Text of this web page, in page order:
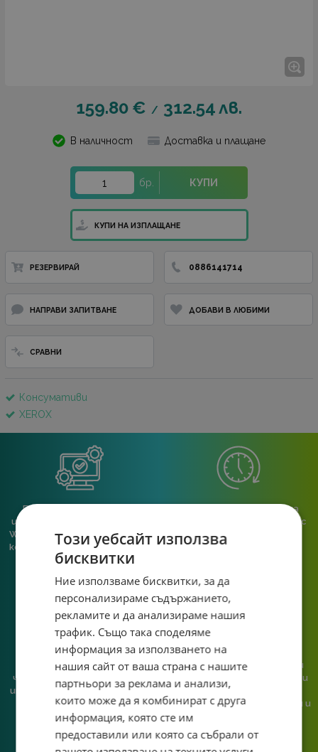
159.80 € / 312.54лв.
В наличност Доставка и плащане
бр. КУПИ
КУПИ НА ИЗПЛАЩАНЕ
РЕЗЕРВИРАЙ 0886141714
НАПРАВИ ЗАПИТВАНЕ ДОБАВИ В ЛЮБИМИ
СРАВНИ
Консумативи
XEROX
Безплатно сглобяване,
инсталиран и конфигуриран
Windows 11 Pro, ъпдейтнат и
конфигуриран BIOS към всяка
пълна компютърна
Работим до 20:00 ч, за да
можеш да се свържеш с нас
след работа или училище.
При нас говориш с реален
човек, не с чатбот, когато
имаш нужда от консултация
или справяне с проблем.
Сглобяваме, поддържаме и
обслужваме. Като магазин и
сервиз на едно място
гарантираме бърза реакция и
познаване на твоята
система.
Този уебсайт използва
бисквитки
Ние използваме бисквитки, за да
персонализираме съдържанието,
рекламите и да анализираме нашия
трафик. Също така споделяме
информация за използването на
нашия сайт от ваша страна с нашите
партньори за реклама и анализи,
които може да я комбинират с друга
информация, която сте им
предоставили или която са събрали от